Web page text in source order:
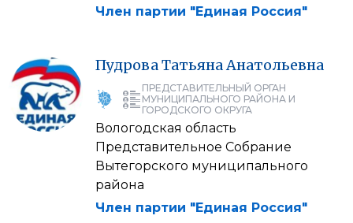
Член партии "Единая Россия"
ПудроваТатьянаАнатольевна
ПРЕДСТАВИТЕЛЬНЫЙ ОРГАН
МУНИЦИПАЛЬНОГО РАЙОНА И
ГОРОДСКОГО ОКРУГА
Вологодская область
Представительное Собрание
Вытегорского муниципального
района
Член партии "Единая Россия"